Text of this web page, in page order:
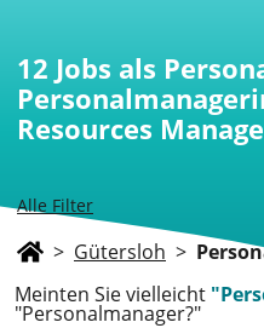
Alle Filter
12 Jobs als
Resources
> Gütersloh >
Meinten Sie vielleicht
"Personalmanager?"